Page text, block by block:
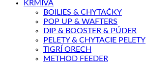
KRMIVÁ
BOILIES & CHYTAČKY
POP UP & WAFTERS
DIP & BOOSTER & PÚDER
PELETY & CHYTACIE PELETY
TIGRÍ ORECH
METHOD FEEDER